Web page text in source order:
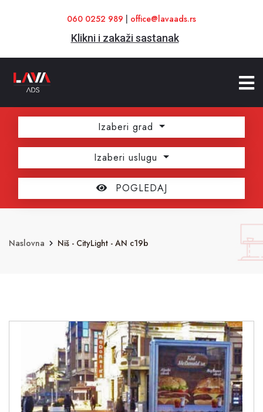
060 0252 989 office@lavaads.rs
Klikni i zakaži sastanak
Izaberi grad
Izaberi uslugu
POGLEDAJ
Naslovna Niš - CityLight - AN c19b